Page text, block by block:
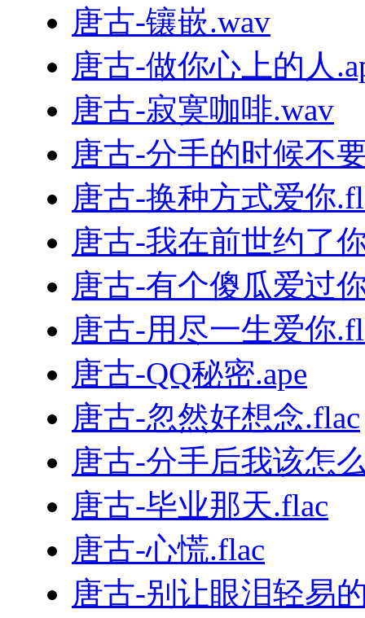
唐古-镶嵌.wav
唐古-做你心上的人
唐古-寂寞咖啡.wav
唐古-分手的时候不
唐古-换种方式爱你
唐古-我在前世约了
唐古-有个傻瓜爱过
唐古-用尽一生爱你
唐古-QQ秘密.ape
唐古-忽然好想念.flac
唐古-分手后我该怎
唐古-毕业那天.flac
唐古-心慌.flac
唐古-别让眼泪轻易